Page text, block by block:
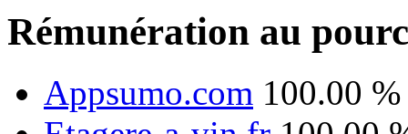
Rémunération au
Appsumo.com 100.00 %